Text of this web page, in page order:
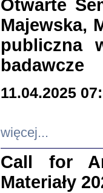
Otwarte
Majewska,
publiczna
badawcze
11.04.2025
więcej...
Call for
Materiały